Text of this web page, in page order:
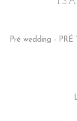
Pré wedding -